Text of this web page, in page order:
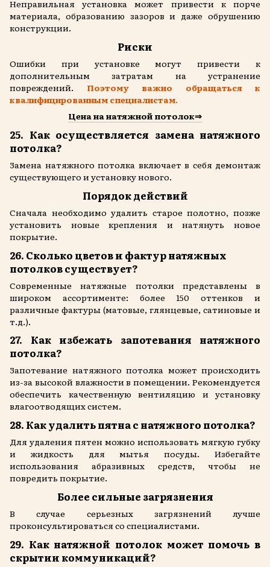
Неправильная установка может привести к порче
материала, образованию зазоров и даже обрушению
конструкции.
Риски
Ошибки при установке могут привести к
дополнительным затратам на устранение
повреждений. Поэтому важно обращаться к
квалифицированным специалистам.
Цена на натяжной потолок⇒
25. Как осуществляется замена натяжного
потолка?
Замена натяжного потолка включает в себя демонтаж
существующего и установку нового.
Порядок действий
Сначала необходимо удалить старое полотно, позже
установить новые крепления и натянуть новое
покрытие.
26. Сколько цветов и фактур натяжных
потолков существует?
Современные натяжные потолки представлены в
широком ассортименте: более 150 оттенков и
различные фактуры (матовые, глянцевые, сатиновые и
т.д.).
27. Как избежать запотевания натяжного
потолка?
Запотевание натяжного потолка может происходить
из-за высокой влажности в помещении. Рекомендуется
обеспечить качественную вентиляцию и установку
влагоотводящих систем.
28. Как удалить пятна с натяжного потолка?
Для удаления пятен можно использовать мягкую губку
и жидкость для мытья посуды. Избегайте
использования абразивных средств, чтобы не
повредить покрытие.
Более сильные загрязнения
В случае серьезных загрязнений лучше
проконсультироваться со специалистами.
29. Как натяжной потолок может помочь в
скрытии коммуникаций?